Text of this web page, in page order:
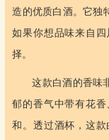
造的优质白酒。它独
如果你想品味来自
择。
这款白酒的香味
郁的香气中带有花
和。透过酒杯，这